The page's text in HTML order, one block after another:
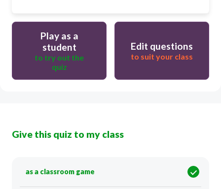
Play as a
student
to try out the
quiz
Edit questions
to suit your class
Give this quiz to my class
as a classroom game